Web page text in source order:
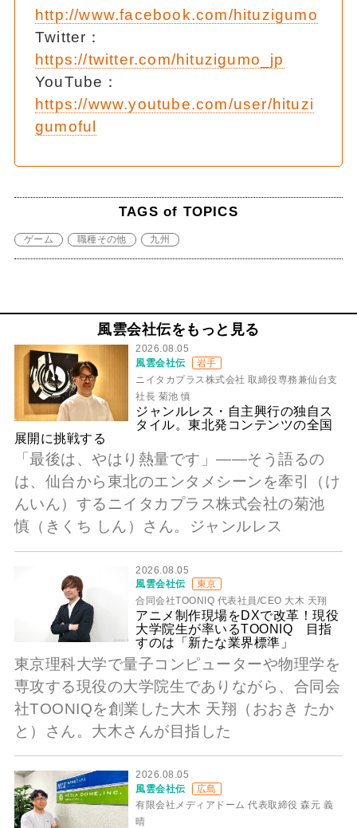
http://www.facebook.com/hituzigumo
Twitter：
https://twitter.com/hituzigumo_jp
YouTube：
https://www.youtube.com/user/hituzi
gumoful
TAGS of TOPICS
ゲーム 職種その他 九州
風雲会社伝をもっと見る
2026.08.05
風雲会社伝
岩手
ニイタカプラス株式会社 取締役専務兼仙台支
社長 菊池 慎
ジャンルレス・自主興行の独自ス
タイル。東北発コンテンツの全国
展開に挑戦する
「最後は、やはり熱量です」――そう語るの
は、仙台から東北のエンタメシーンを牽引（け
んいん）するニイタカプラス株式会社の菊池
慎（きくち しん）さん。ジャンルレス
2026.08.05
風雲会社伝
東京
合同会社TOONIQ 代表社員/CEO 大木 天翔
アニメ制作現場をDXで改革！現役
大学院生が率いるTOONIQ 目指
すのは「新たな業界標準」
東京理科大学で量子コンピューターや物理学を
専攻する現役の大学院生でありながら、合同会
社TOONIQを創業した大木 天翔（おおき たか
と）さん。大木さんが目指した
2026.08.05
風雲会社伝
広島
有限会社メディアドーム 代表取締役 森元 義
晴